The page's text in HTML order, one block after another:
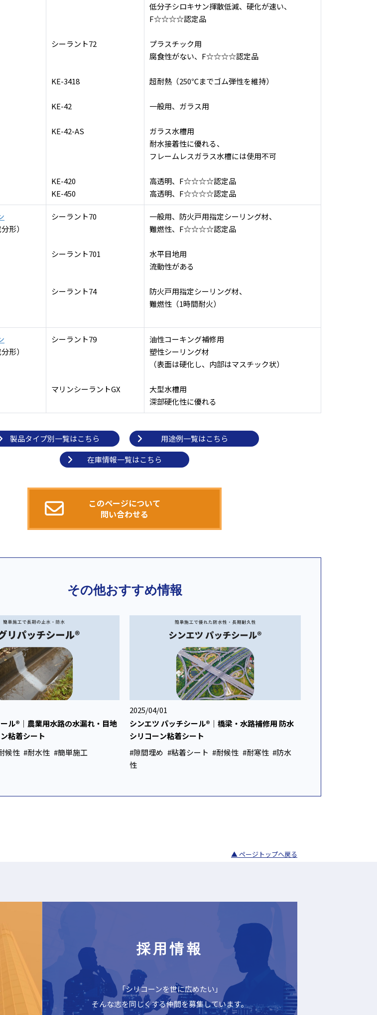
シーラント72
KE-3418
KE-42
KE-42-AS
KE-420
KE-450
低分子シロキサン揮散低減、硬化が速い、
F☆☆☆☆認定品
プラスチック用
腐食性がない、F☆☆☆☆認定品
超耐熱（250℃までゴム弾性を維持）
一般用、ガラス用
ガラス水槽用
耐水接着性に優れる、
フレームレスガラス水槽には使用不可
高透明、F☆☆☆☆認定品
高透明、F☆☆☆☆認定品
形）
シーラント70
シーラント701
シーラント74
一般用、防火戸用指定シーリング材、
難燃性、F☆☆☆☆認定品
水平目地用
流動性がある
防火戸用指定シーリング材、
難燃性（1時間耐火）
形）
シーラント79
マリンシーラントGX
油性コーキング補修用
塑性シーリング材
（表面は硬化し、内部はマスチック状）
大型水槽用
深部硬化性に優れる
製品タイプ別一覧はこちら
用途例一覧はこちら
在庫情報一覧はこちら
このページについて
問い合わせる
その他おすすめ情報
ル®｜農業用水路の水漏れ・目地
粘着シート
候性 #耐水性 #簡単施工
2025/04/01
シンエツ パッチシール®｜橋梁・水路補修用 防水
シリコーン粘着シート
#隙間埋め #粘着シート #耐候性 #耐寒性 #防水
性
▲ ページトップへ戻る
採用情報
「シリコーンを世に広めたい」
そんな志を同じくする仲間を募集しています。